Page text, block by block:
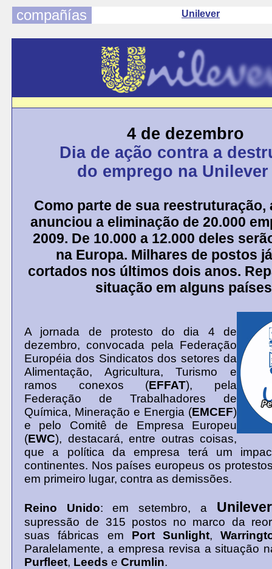
compañías Unilever
4 de dezembro
Dia de ação contra a
do emprego na Unilever
Como parte de sua reestruturação,
anunciou a eliminação de 20.000
2009. De 10.000 a 12.000 deles
na Europa. Milhares de postos
cortados nos últimos dois anos.
situação em alguns
A jornada de protesto do dia 4 de
dezembro, convocada pela Federação
Européia dos Sindicatos dos setores da
Alimentação, Agricultura, Turismo e
ramos conexos (EFFAT), pela
Federação de Trabalhadores de
Química, Mineração e Energia (EMCEF)
e pelo Comitê de Empresa Europeu
(EWC), destacará, entre outras coisas,
que a política da empresa terá um
continentes. Nos países europeus os
em primeiro lugar, contra as demissões.
Reino Unido: em setembro, a Unilever
supressão de 315 postos no marco da
suas fábricas em Port Sunlight,
Paralelamente, a empresa revisa a situação
Purfleet, Leeds e Crumlin.